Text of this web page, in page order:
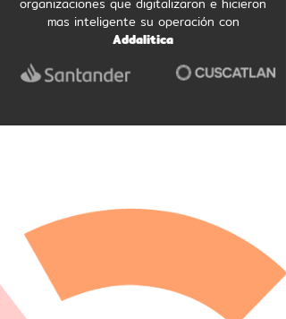
organizaciones que digitalizaron e hicieron
mas inteligente su operación con
Addalitica